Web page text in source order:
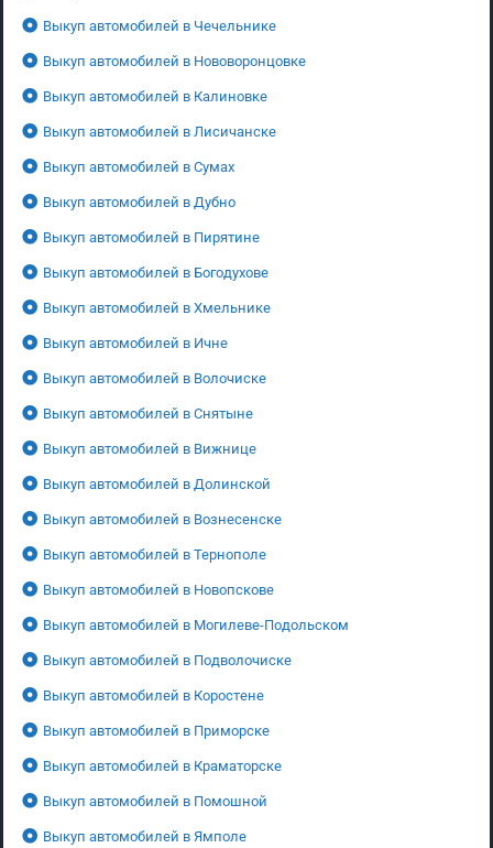
Выкуп автомобилей в Чечельнике
Выкуп автомобилей в Нововоронцовке
Выкуп автомобилей в Калиновке
Выкуп автомобилей в Лисичанске
Выкуп автомобилей в Сумах
Выкуп автомобилей в Дубно
Выкуп автомобилей в Пирятине
Выкуп автомобилей в Богодухове
Выкуп автомобилей в Хмельнике
Выкуп автомобилей в Ичне
Выкуп автомобилей в Волочиске
Выкуп автомобилей в Снятыне
Выкуп автомобилей в Вижнице
Выкуп автомобилей в Долинской
Выкуп автомобилей в Вознесенске
Выкуп автомобилей в Тернополе
Выкуп автомобилей в Новопскове
Выкуп автомобилей в Могилеве-Подольском
Выкуп автомобилей в Подволочиске
Выкуп автомобилей в Коростене
Выкуп автомобилей в Приморске
Выкуп автомобилей в Краматорске
Выкуп автомобилей в Помошной
Выкуп автомобилей в Ямполе